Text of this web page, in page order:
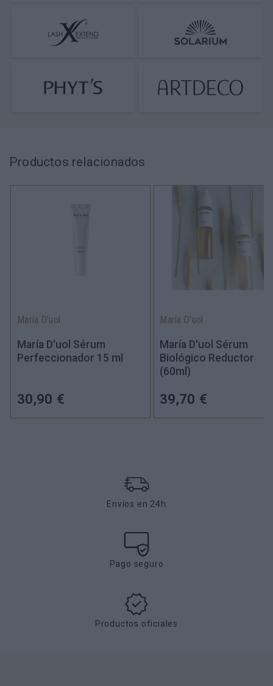
Productos relacionados
María D'uol
María D'uol Sérum
Perfeccionador 15 ml
María D'uol
María D'uol Sérum
Biológico Reductor
(60ml)
Envíos en 24h
Pago seguro
Productos oficiales